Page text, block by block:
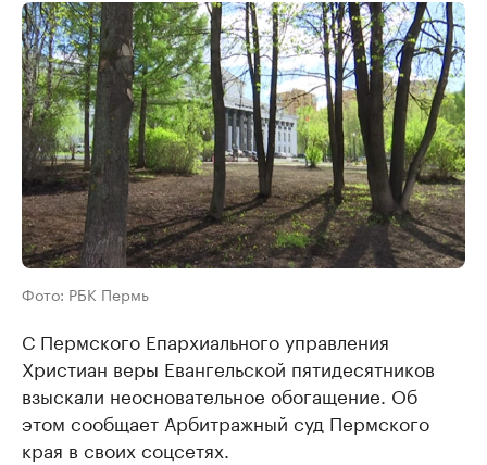
Фото: РБК Пермь
С Пермского Епархиального управления
Христиан веры Евангельской пятидесятников
взыскали неосновательное обогащение. Об
этом сообщает Арбитражный суд Пермского
края в своих соцсетях.